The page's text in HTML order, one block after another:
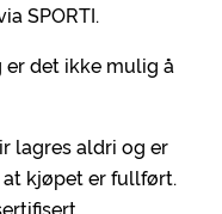
SPORTI.
er det ikke mulig å
lagres aldri og er
kjøpet er fullført.